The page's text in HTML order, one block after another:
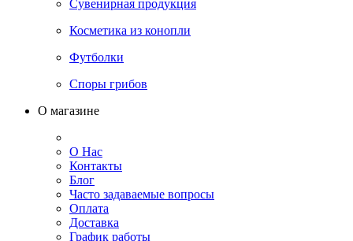
Сувенирная продукция
Косметика из конопли
Футболки
Споры грибов
О магазине
О Нас
Контакты
Блог
Часто задаваемые вопросы
Оплата
Доставка
График работы